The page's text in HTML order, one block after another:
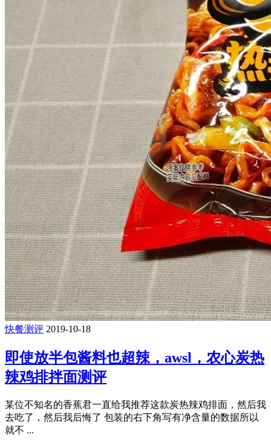
快餐测评 2019-10-18
即使放半包酱料也超辣，awsl，农心炭热
辣鸡排拌面测评
某位不知名的香蕉君一直给我推荐这款炭热辣鸡排面，然后我
去吃了，然后我后悔了 包装的右下角写有净含量的数据所以
就不 ...